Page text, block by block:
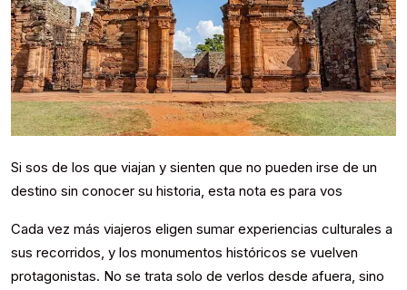
Si sos de los que viajan y sienten que no pueden irse de un
destino sin conocer su historia, esta nota es para vos
Cada vez más viajeros eligen sumar experiencias culturales a
sus recorridos, y los monumentos históricos se vuelven
protagonistas. No se trata solo de verlos desde afuera, sino